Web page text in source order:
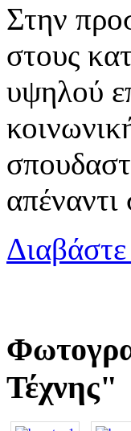
Στην
στους
υψηλού
Τέχνης"